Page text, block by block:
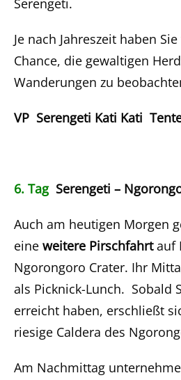
Je nach Jahreszeit haben
Chance, die gewaltigen
Wanderungen zu
VP Serengeti Kati Kati
6. TagSerengeti –
Auch am heutigen Morgen
eine weitere Pirschfahrtauf
Ngorongoro Crater. Ihr
als Picknick-Lunch. Sobald
erreicht haben, erschließt
riesige Caldera des
Am Nachmittag